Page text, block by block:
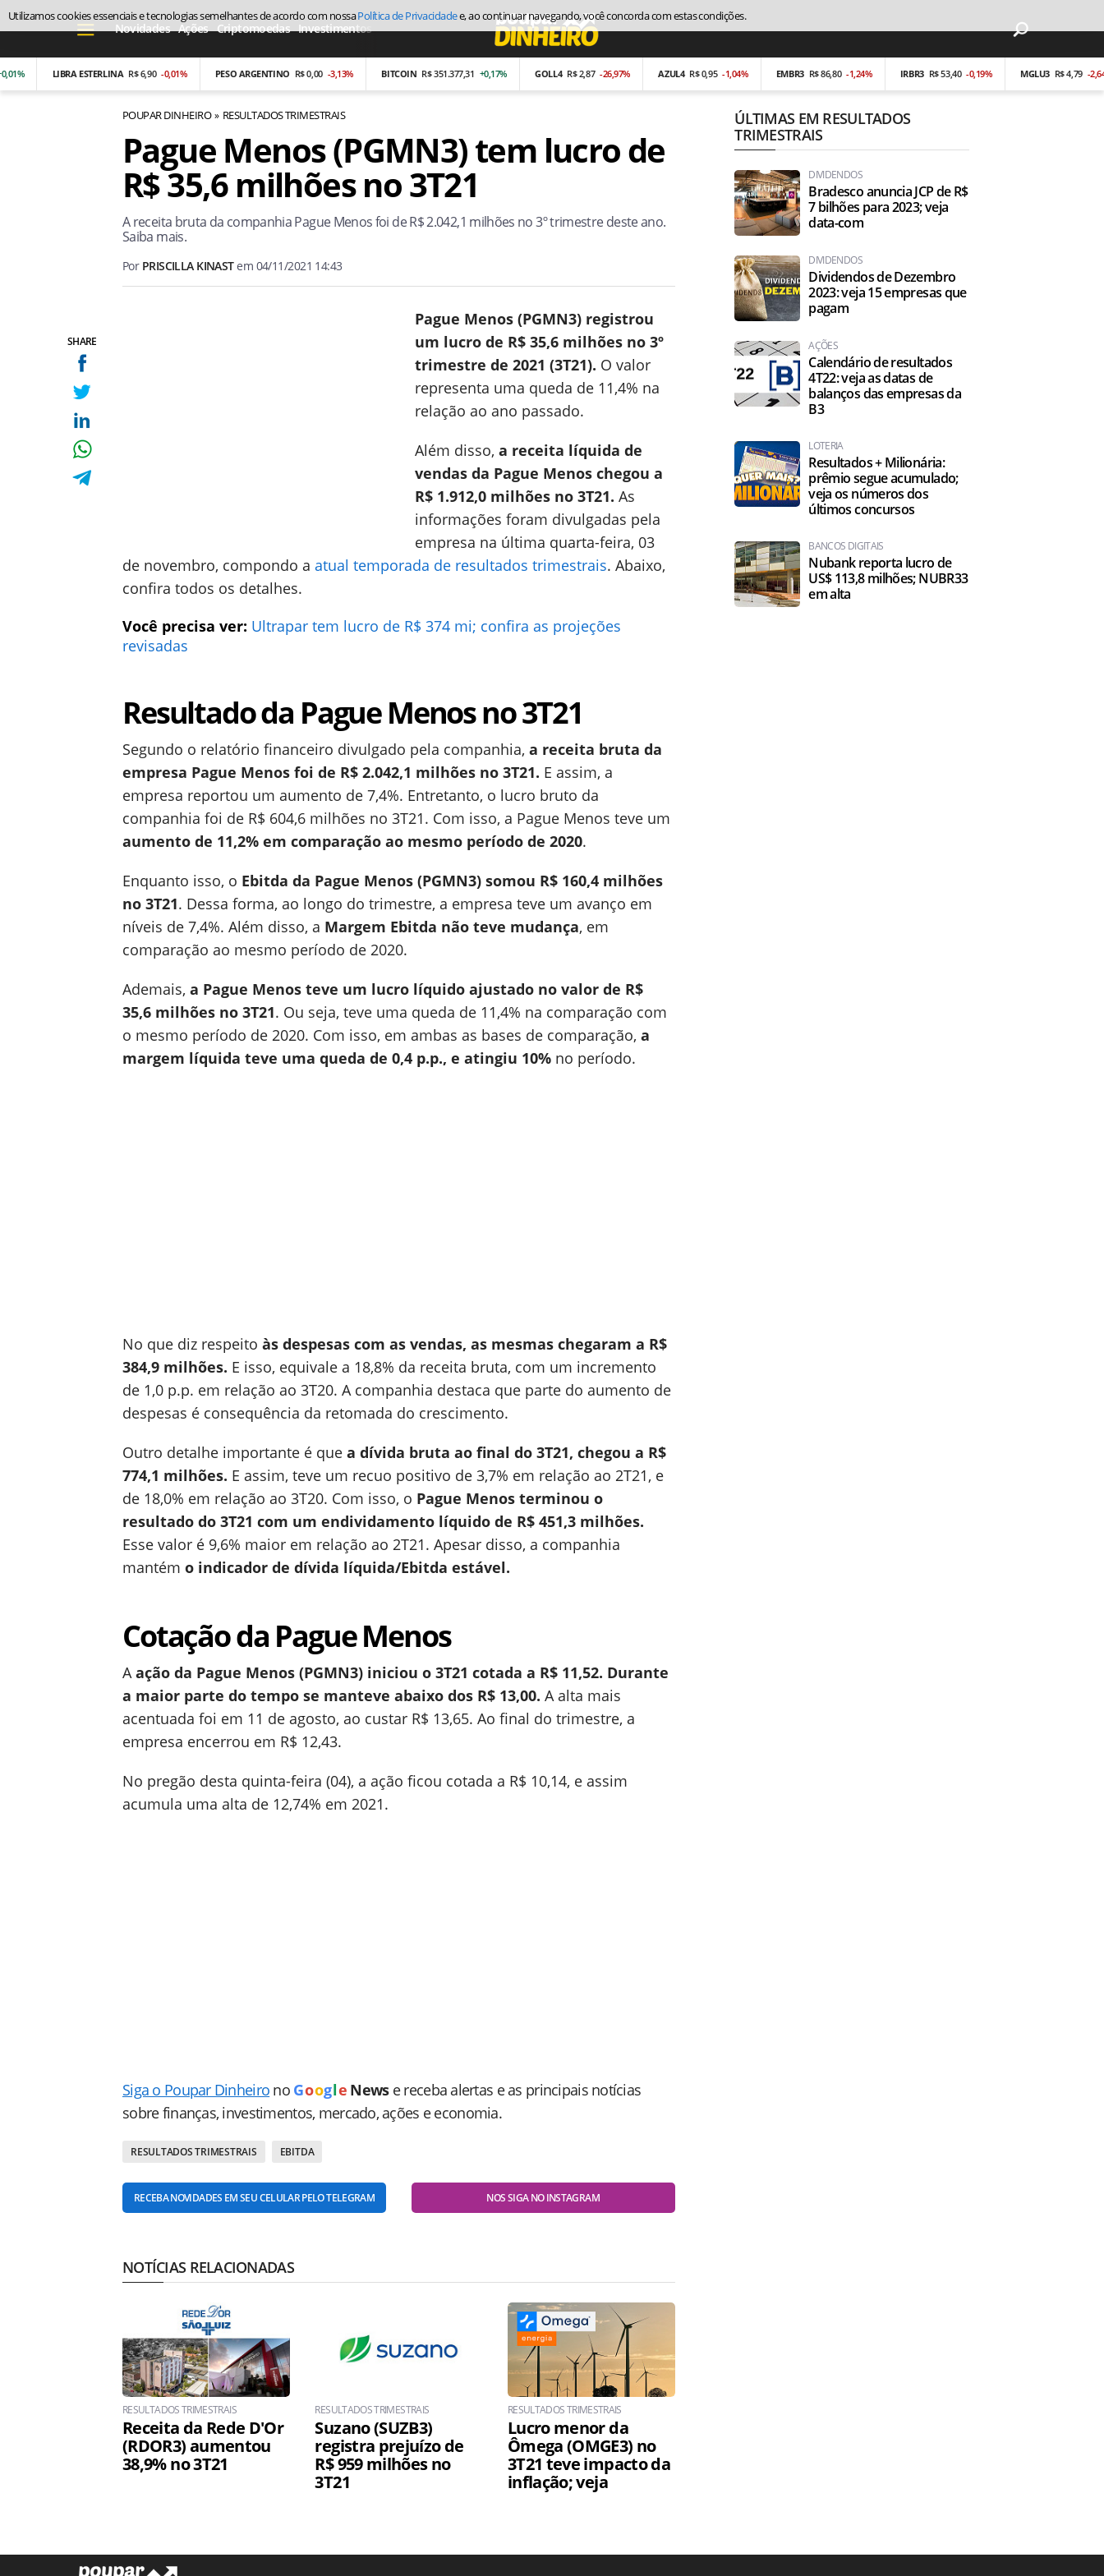
Novidades Ações Criptomoedas Investimentos Economia
LIBRA ESTERLINA R$ 6,90 -0,01% PESO ARGENTINO R$ 0,00 -3,13% BITCOIN R$ 351.377,31 +0,17% GOLL4 R$ 2,87 -26,97% AZUL4 R$ 0,95 -1,04% EMBR3 R$ 86,80 -1,24% IRBR3 R$ 53,40 -0,19% MGLU3 R$ 4,79 -2,64%
POUPAR DINHEIRO RESULTADOS TRIMESTRAIS
SHARE
Pague Menos (PGMN3) tem lucro de
R$ 35,6 milhões no 3T21
A receita bruta da companhia Pague Menos foi de R$ 2.042,1 milhões no 3º trimestre deste ano.
Saiba mais.
Por PRISCILLA KINASTem 04/11/2021 14:43
Pague Menos (PGMN3) registrou
um lucro de R$ 35,6 milhões no 3º
trimestre de 2021 (3T21). O valor
representa uma queda de 11,4% na
relação ao ano passado.
Além disso, a receita líquida de
vendas da Pague Menos chegou a
R$ 1.912,0 milhões no 3T21. As
informações foram divulgadas pela
empresa na última quarta-feira, 03
de novembro, compondo a atual temporada de resultados trimestrais. Abaixo,
confira todos os detalhes.
Você precisa ver: Ultrapar tem lucro de R$ 374 mi; confira as projeções
revisadas
Resultado da Pague Menos no 3T21
Segundo o relatório financeiro divulgado pela companhia, a receita bruta da
empresa Pague Menos foi de R$ 2.042,1 milhões no 3T21. E assim, a
empresa reportou um aumento de 7,4%. Entretanto, o lucro bruto da
companhia foi de R$ 604,6 milhões no 3T21. Com isso, a Pague Menos teve um
aumento de 11,2% em comparação ao mesmo período de 2020.
Enquanto isso, o Ebitda da Pague Menos (PGMN3) somou R$ 160,4 milhões
no 3T21. Dessa forma, ao longo do trimestre, a empresa teve um avanço em
níveis de 7,4%. Além disso, a Margem Ebitda não teve mudança, em
comparação ao mesmo período de 2020.
Ademais, a Pague Menos teve um lucro líquido ajustado no valor de R$
35,6 milhões no 3T21. Ou seja, teve uma queda de 11,4% na comparação com
o mesmo período de 2020. Com isso, em ambas as bases de comparação, a
margem líquida teve uma queda de 0,4 p.p., e atingiu 10% no período.
No que diz respeito às despesas com as vendas, as mesmas chegaram a R$
384,9 milhões. E isso, equivale a 18,8% da receita bruta, com um incremento
de 1,0 p.p. em relação ao 3T20. A companhia destaca que parte do aumento de
despesas é consequência da retomada do crescimento.
Outro detalhe importante é que a dívida bruta ao final do 3T21, chegou a R$
774,1 milhões. E assim, teve um recuo positivo de 3,7% em relação ao 2T21, e
de 18,0% em relação ao 3T20. Com isso, o Pague Menos terminou o
resultado do 3T21 com um endividamento líquido de R$ 451,3 milhões.
Esse valor é 9,6% maior em relação ao 2T21. Apesar disso, a companhia
mantém o indicador de dívida líquida/Ebitda estável.
Cotação da Pague Menos
Aação da Pague Menos (PGMN3) iniciou o 3T21 cotada a R$ 11,52. Durante
a maior parte do tempo se manteve abaixo dos R$ 13,00. A alta mais
acentuada foi em 11 de agosto, ao custar R$ 13,65. Ao final do trimestre, a
empresa encerrou em R$ 12,43.
No pregão desta quinta-feira (04), a ação ficou cotada a R$ 10,14, e assim
acumula uma alta de 12,74% em 2021.
Siga o Poupar Dinheiro no Goog le News e receba alertas e as principais notícias
sobre finanças, investimentos, mercado, ações e economia.
RESULTADOS TRIMESTRAIS EBITDA
RECEBA NOVIDADES EM SEU CELULAR PELO TELEGRAM NOS SIGA NO INSTAGRAM
NOTÍCIAS RELACIONADAS
RESULTADOS TRIMESTRAIS
Receita da Rede D'Or
(RDOR3) aumentou
38,9% no 3T21
RESULTADOS TRIMESTRAIS
Suzano (SUZB3)
registra prejuízo de
R$ 959 milhões no
3T21
RESULTADOS TRIMESTRAIS
Lucro menor da
Ômega (OMGE3) no
3T21 teve impacto da
inflação; veja
ÚLTIMAS EM RESULTADOS
TRIMESTRAIS
DIVIDENDOS
Bradesco anuncia JCP de R$
7 bilhões para 2023; veja
data-com
DIVIDENDOS
Dividendos de Dezembro
2023: veja 15 empresas que
pagam
AÇÕES
Calendário de resultados
4T22: veja as datas de
balanços das empresas da
B3
LOTERIA
Resultados + Milionária:
prêmio segue acumulado;
veja os números dos
últimos concursos
BANCOS DIGITAIS
Nubank reporta lucro de
US$ 113,8 milhões; NUBR33
em alta